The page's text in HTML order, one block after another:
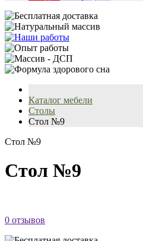
Каталог мебели
Столы
Стол №9
Стол №9
Стол №9
0 отзывов